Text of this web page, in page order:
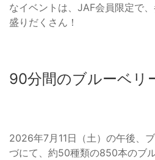
なイベントは、JAF会員限定で
盛りだくさん！
90分間のブルーベリ
2026年7月11日（土）の午後、
づにて、約50種類の850本のブ